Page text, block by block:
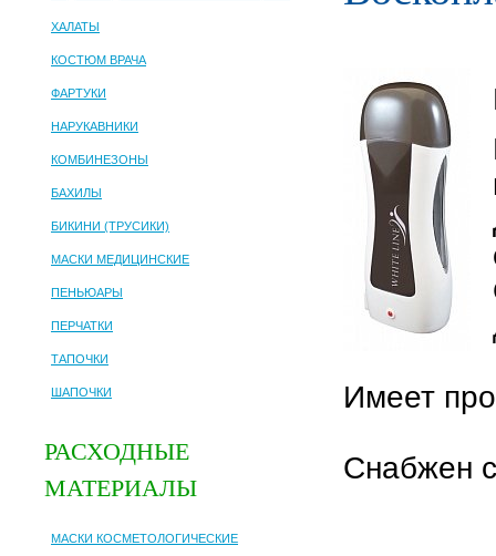
ХАЛАТЫ
КОСТЮМ ВРАЧА
ФАРТУКИ
НАРУКАВНИКИ
КОМБИНЕЗОНЫ
БАХИЛЫ
БИКИНИ (ТРУСИКИ)
МАСКИ МЕДИЦИНСКИЕ
ПЕНЬЮАРЫ
ПЕРЧАТКИ
ТАПОЧКИ
ШАПОЧКИ
РАСХОДНЫЕ
МАТЕРИАЛЫ
МАСКИ КОСМЕТОЛОГИЧЕСКИЕ
Имеет
Снабжен